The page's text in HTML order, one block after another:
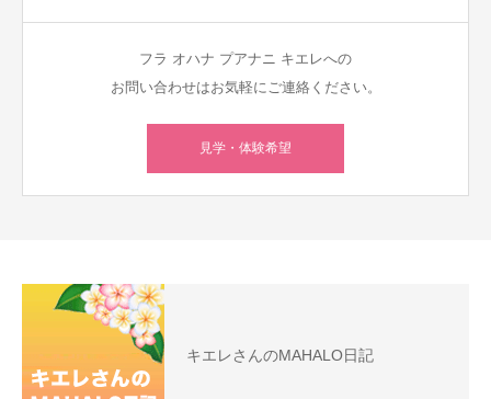
フラ オハナ プアナニ キエレへの
お問い合わせはお気軽にご連絡ください。
見学・体験希望
キエレさんのMAHALO日記